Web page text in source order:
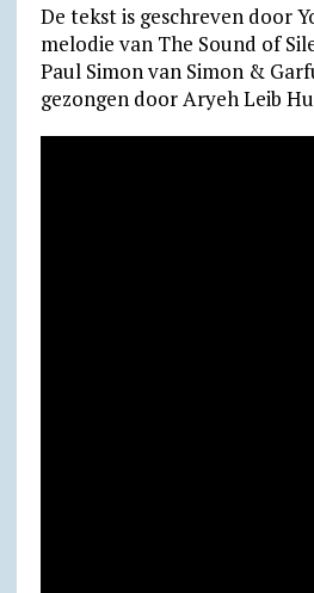
De tekst is geschreven door
melodie van The Sound of
Paul Simon van Simon &
gezongen door Aryeh Leib